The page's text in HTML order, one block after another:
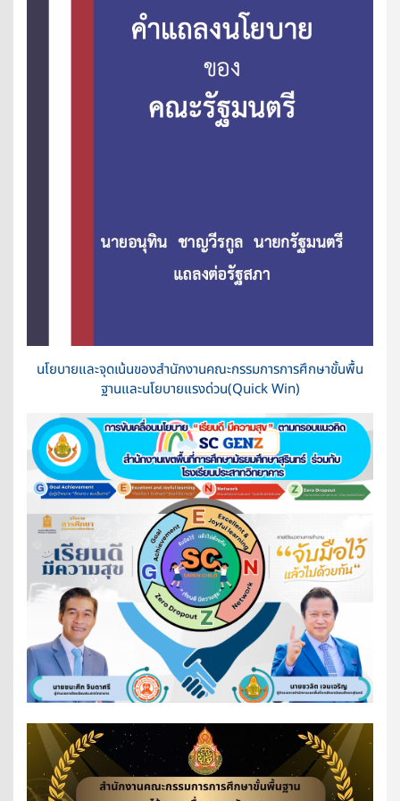
นโยบายและจุดเน้นของสำนักงานคณะกรรมการการศึกษาขั้นพื้น
ฐานและนโยบายแรงด่วน(Quick Win)